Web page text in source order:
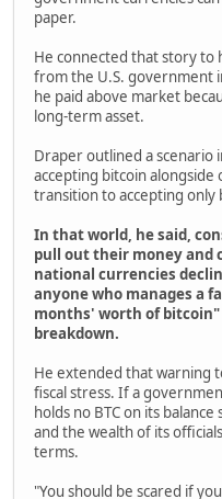
paper.
He connected that story to
from the U.S. government
he paid above market
long-term asset.
Draper outlined a scenario
accepting bitcoin
transition to accepting only
In that world, he said,
pull out their money and
national currencies
anyone who manages a
months' worth of
breakdown.
He extended that warning
fiscal stress. If a
holds no BTC on its
and the wealth of its
terms.
"You should be scared if